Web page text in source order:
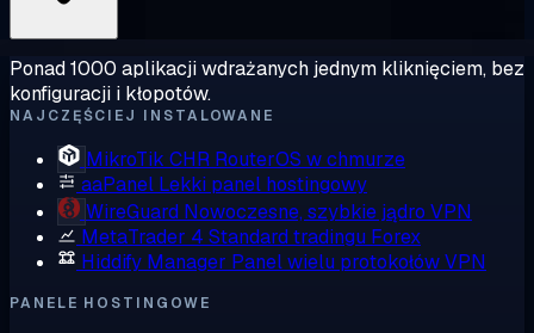
Ponad 1000 aplikacji wdrażanych jednym kliknięciem, bez
konfiguracji i kłopotów.
NAJCZĘŚCIEJ INSTALOWANE
MikroTik CHR RouterOS w chmurze
aaPanel Lekki panel hostingowy
WireGuard Nowoczesne, szybkie jądro VPN
MetaTrader 4 Standard tradingu Forex
Hiddify Manager Panel wielu protokołów VPN
PANELE HOSTINGOWE